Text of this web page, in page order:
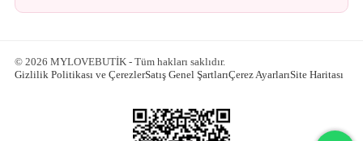
© 2026 MYLOVEBUTİK - Tüm hakları saklıdır.
Gizlilik Politikası ve ÇerezlerSatış Genel ŞartlarıÇerez AyarlarıSite Haritası